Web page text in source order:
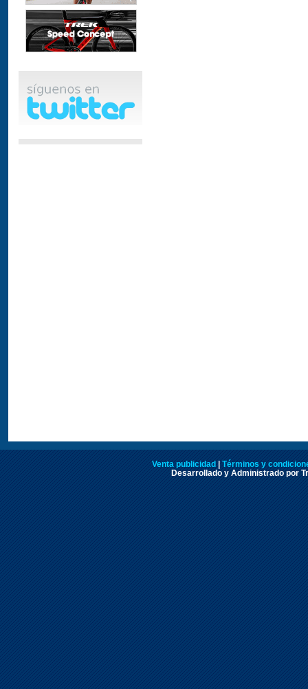
Venta publicidad
Términos y
Desarrollado y Administrado por